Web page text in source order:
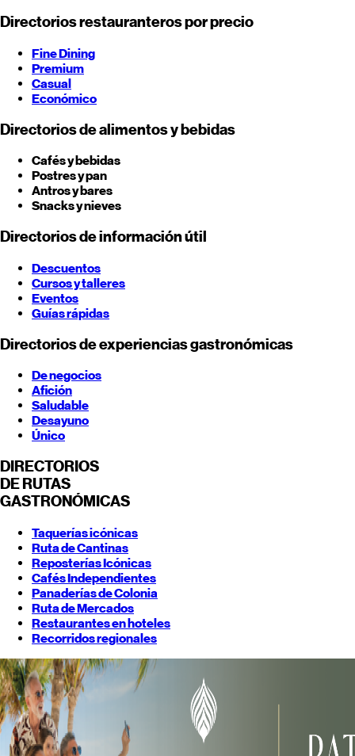
Directorios restauranteros por precio
Fine Dining
Premium
Casual
Económico
Directorios de alimentos y bebidas
Cafés y bebidas
Postres y pan
Antros y bares
Snacks y nieves
Directorios de información útil
Descuentos
Cursos y talleres
Eventos
Guías rápidas
Directorios de experiencias gastronómicas
De negocios
Afición
Saludable
Desayuno
Único
DIRECTORIOS
DE RUTAS
GASTRONÓMICAS
Taquerías icónicas
Ruta de Cantinas
Reposterías Icónicas
Cafés Independientes
Panaderías de Colonia
Ruta de Mercados
Restaurantes en hoteles
Recorridos regionales